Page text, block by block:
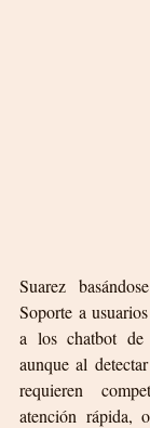
Suarez
Soporte a
a los chatbot de
aunque al
requieren
atención rápida,